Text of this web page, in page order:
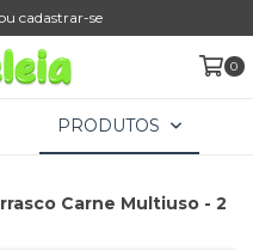
cadastrar-se
0
PRODUTOS
Carne Multiuso - 2